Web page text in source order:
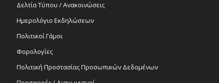
Δελτία Τύπου / Ανακοινώσεις
Ημερολόγιο Εκδηλώσεων
Πολιτικοί Γάμοι
Φορολογίες
Πολιτική Προστασίας Προσωπικών Δεδομένων